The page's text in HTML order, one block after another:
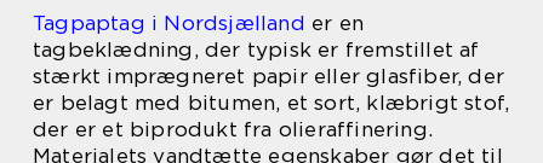
Tagpaptag i Nordsjælland er en
tagbeklædning, der typisk er fremstillet af
stærkt imprægneret papir eller glasfiber, der
er belagt med bitumen, et sort, klæbrigt stof,
der er et biprodukt fra olieraffinering.
Materialets vandtætte egenskaber gør det til